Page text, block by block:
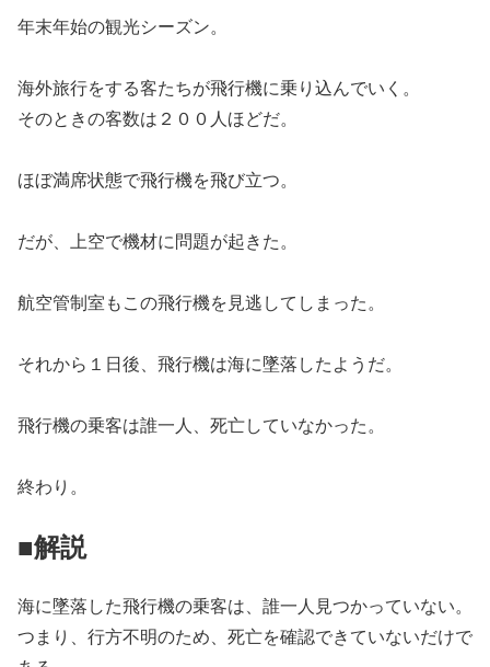
年末年始の観光シーズン。
海外旅行をする客たちが飛行機に乗り込んでいく。
そのときの客数は２００人ほどだ。
ほぼ満席状態で飛行機を飛び立つ。
だが、上空で機材に問題が起きた。
航空管制室もこの飛行機を見逃してしまった。
それから１日後、飛行機は海に墜落したようだ。
飛行機の乗客は誰一人、死亡していなかった。
終わり。
■解説
海に墜落した飛行機の乗客は、誰一人見つかっていない。
つまり、行方不明のため、死亡を確認できていないだけで